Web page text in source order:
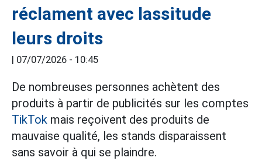
réclament avec lassitude
leurs droits
| 07/07/2026 - 10:45
De nombreuses personnes achètent des
produits à partir de publicités sur les comptes
TikTok mais reçoivent des produits de
mauvaise qualité, les stands disparaissent
sans savoir à qui se plaindre.